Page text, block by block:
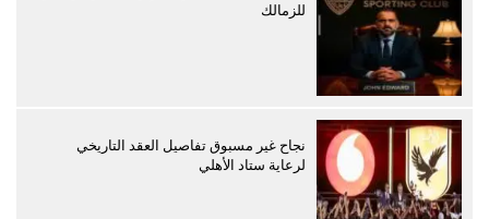
للزمالك
نجاح غير مسبوق تفاصيل العقد التاريخي
لرعاية ستاد الأهلي